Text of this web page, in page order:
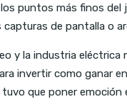
puntos más finos del
de pantalla o
y la industria
invertir como ganar
que poner emoción